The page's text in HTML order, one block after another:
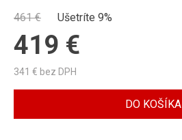
461€ Ušetríte 9%
419 €
341 € bez DPH
DO KOŠÍKA